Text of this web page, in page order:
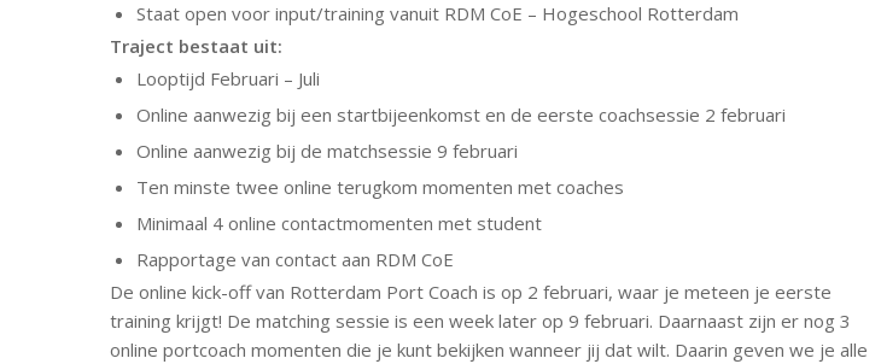
Staat open voor input/training vanuit RDM CoE – Hogeschool Rotterdam
Traject bestaat uit:
Looptijd Februari – Juli
Online aanwezig bij een startbijeenkomst en de eerste coachsessie 2 februari
Online aanwezig bij de matchsessie 9 februari
Ten minste twee online terugkom momenten met coaches
Minimaal 4 online contactmomenten met student
Rapportage van contact aan RDM CoE
De online kick-off van Rotterdam Port Coach is op 2 februari, waar je meteen je eerste
training krijgt! De matching sessie is een week later op 9 februari. Daarnaast zijn er nog 3
online portcoach momenten die je kunt bekijken wanneer jij dat wilt. Daarin geven we je alle